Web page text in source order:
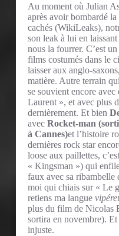
Au moment où Julian
après avoir bombardé la
cachés (WikiLeaks),
son leak à lui en
nous la fourrer. C’est
films costumés dans le
laisser aux anglo-
matière. Autre terrain
se souvient encore
Laurent », et avec plus
dernièrement. Et bien
avec Rocket-man
à Cannes)et l’histoire
dernières rock star
loose aux paillettes,
« Kingsman ») qui
faux avec sa ribambelle
moi qui chiais sur « Le
retiens ma langue
plus du film de Nicolas
sortira en novembre).
injuste.